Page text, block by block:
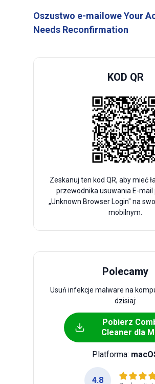
Oszustwo e-mailowe Your
Needs Reconfirmation
KOD QR
Zeskanuj ten kod QR, aby mieć
przewodnika usuwania E-mail
„Unknown Browser Login" na
mobilnym.
Polecamy
Usuń infekcje malware na
dzisiaj:
Pobierz
Cleaner dla
Platforma:
4.8